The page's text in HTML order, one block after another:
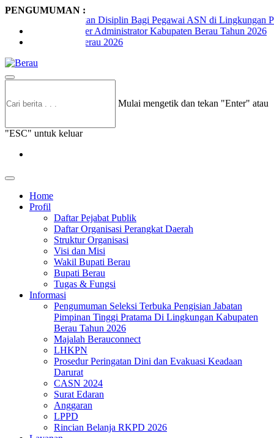
PENGUMUMAN :
Disiplin Bagi Pegawai ASN di Lingkungan Pemerintah
Administrator Kabupaten Berau Tahun 2026
2026
Mulai mengetik dan tekan "Enter" atau
"ESC" untuk keluar
Home
Profil
Daftar Pejabat Publik
Daftar Organisasi Perangkat Daerah
Struktur Organisasi
Visi dan Misi
Wakil Bupati Berau
Bupati Berau
Tugas & Fungsi
Informasi
Pengumuman Seleksi Terbuka Pengisian Jabatan
Pimpinan Tinggi Pratama Di Lingkungan Kabupaten
Berau Tahun 2026
Majalah Berauconnect
LHKPN
Prosedur Peringatan Dini dan Evakuasi Keadaan
Darurat
CASN 2024
Surat Edaran
Anggaran
LPPD
Rincian Belanja RKPD 2026